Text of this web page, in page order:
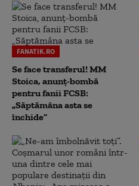
FANATIK.RO
Se face transferul! MM
Stoica, anunț-bombă
pentru fanii FCSB:
„Săptămâna asta se
închide”